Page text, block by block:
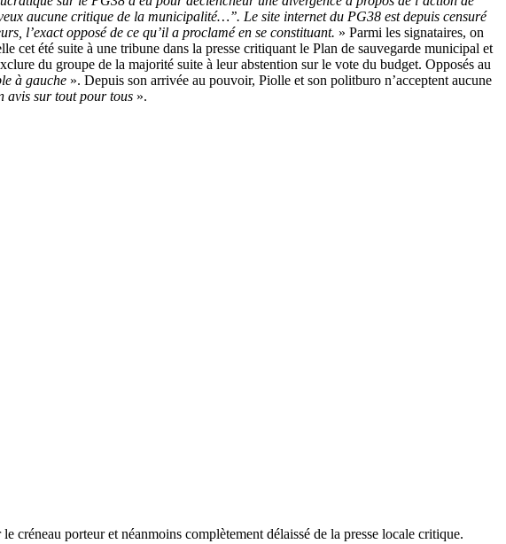
aucune critique de la municipalité…’’. Le site internet du PG38 est depuis censuré
l’exact opposé de ce qu’il a proclamé en se constituant. » Parmi les signataires, on
cet été suite à une tribune dans la presse critiquant le Plan de sauvegarde municipal et
du groupe de la majorité suite à leur abstention sur le vote du budget. Opposés au
à gauche ». Depuis son arrivée au pouvoir, Piolle et son politburo n’ac­ce­ptent aucune
avis sur tout pour tous ».
créneau porteur et néanmoins complètement délaissé de la presse locale critique.